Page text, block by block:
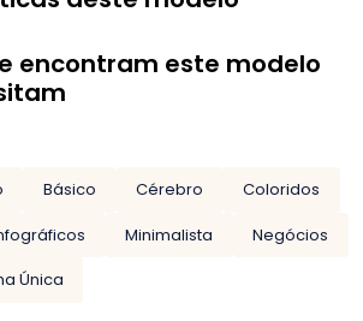
encontram este modelo
Básico Cérebro
Coloridos
Minimalista
Negócios
Única